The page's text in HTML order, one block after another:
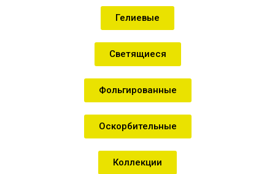
Гелиевые
Светящиеся
Фольгированные
Оскорбительные
Коллекции